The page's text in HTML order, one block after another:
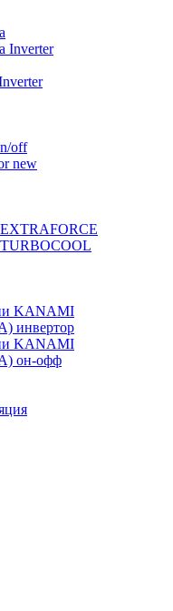
Inverter
off
new
TURBOCOOL
KANAMI
инвертор
KANAMI
он-офф